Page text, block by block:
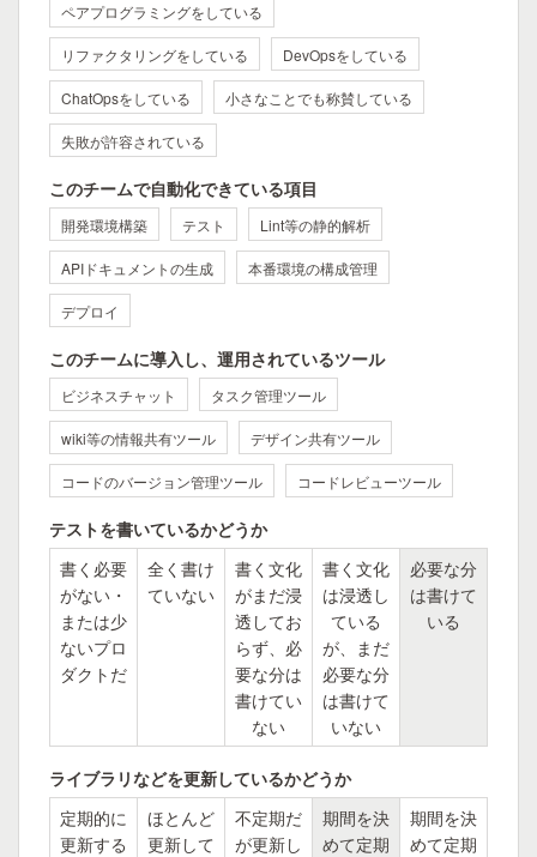
ペアプログラミングをしている
リファクタリングをしている DevOpsをしている
ChatOpsをしている 小さなことでも称賛している
失敗が許容されている
このチームで自動化できている項目
開発環境構築 テスト Lint等の静的解析
APIドキュメントの生成 本番環境の構成管理
デプロイ
このチームに導入し、運用されているツール
ビジネスチャット タスク管理ツール
wiki等の情報共有ツール デザイン共有ツール
コードのバージョン管理ツール コードレビューツール
テストを書いているかどうか
書く必要
がない・
または少
ないプロ
ダクトだ
全く書け
ていない
書く文化
がまだ浸
透してお
らず、必
要な分は
書けてい
ない
書く文化
は浸透し
ている
が、まだ
必要な分
は書けて
いない
必要な分
は書けて
いる
ライブラリなどを更新しているかどうか
定期的に
更新する
ほとんど
更新して
不定期だ
が更新し
期間を決
めて定期
期間を決
めて定期